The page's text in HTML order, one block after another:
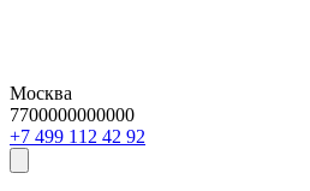
Москва
7700000000000
29 24 211 994 7+